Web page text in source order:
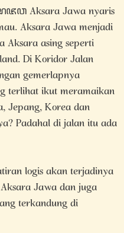
Aksara Jawa nyaris
Aksara Jawa menjadi
Aksara asing seperti
Di Koridor Jalan
gemerlapnya
terlihat ikut meramaikan
Jepang, Korea dan
Padahal di jalan itu ada
logis akan terjadinya
Jawa dan juga
terkandung di